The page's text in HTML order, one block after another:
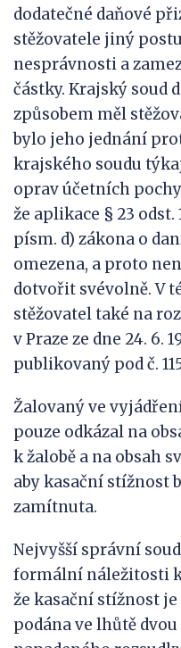
dodatečné daňové
stěžovatele jiný
nesprávnosti a
částky. Krajský soud
způsobem měl
bylo jeho jednání
krajského soudu
oprav účetních
že aplikace § 23 odst.
písm. d) zákona o
omezena, a proto
dotvořit svévolně. V
stěžovatel také na
v Praze ze dne 24. 6.
publikovaný pod č.
Žalovaný ve
pouze odkázal na
k žalobě a na obsah
aby kasační stížnost
zamítnuta.
Nejvyšší správní
formální náležitosti
že kasační stížnost
podána ve lhůtě